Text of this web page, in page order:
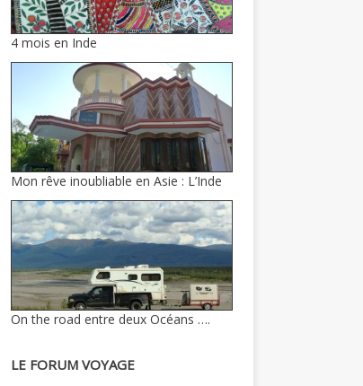
4 mois en Inde
Mon rêve inoubliable en Asie : L’Inde
On the road entre deux Océans ….
LE FORUM VOYAGE